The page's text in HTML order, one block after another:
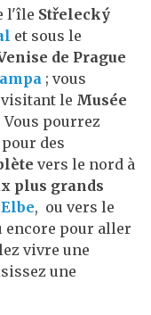
l'île Střelecký
et sous le
de Prague
; vous
le Musée
Vous pourrez
des
vers le nord à
plus grands
, ou vers le
encore pour aller
vivre une
une